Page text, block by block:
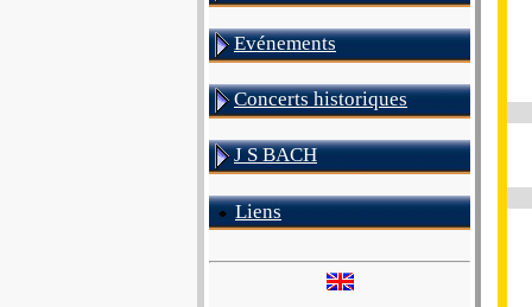
Evénements
Concerts historiques
J S BACH
Liens